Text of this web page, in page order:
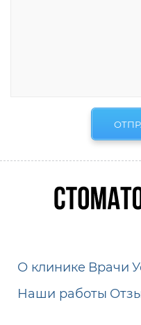
О клинике Врачи
Наши работы